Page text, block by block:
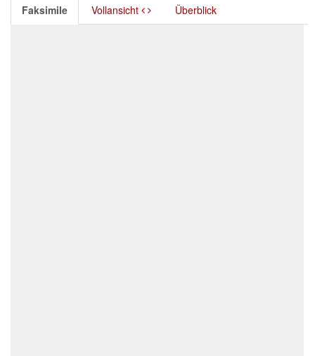
Faksimile Vollansicht Überblick